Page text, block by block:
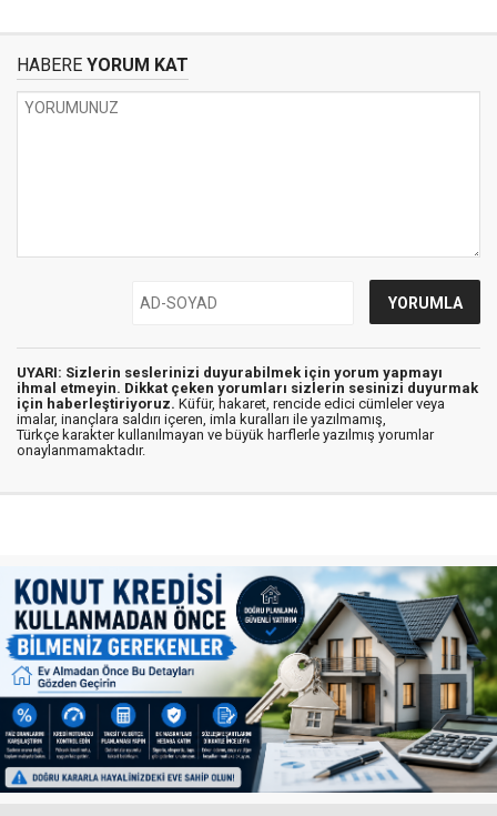
HABERE YORUM KAT
UYARI: Sizlerin seslerinizi duyurabilmek için yorum yapmayı
ihmal etmeyin. Dikkat çeken yorumları sizlerin sesinizi duyurmak
için haberleştiriyoruz. Küfür, hakaret, rencide edici cümleler veya
imalar, inançlara saldırı içeren, imla kuralları ile yazılmamış,
Türkçe karakter kullanılmayan ve büyük harflerle yazılmış yorumlar
onaylanmamaktadır.